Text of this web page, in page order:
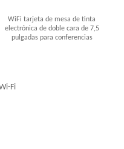
WiFi tarjeta de mesa de tinta
electrónica de doble cara de 7,5
pulgadas para conferencias
Fi